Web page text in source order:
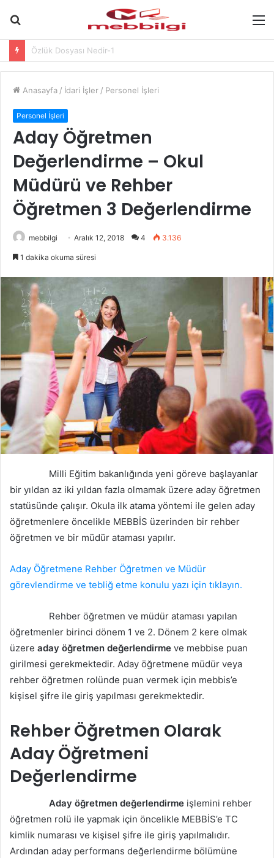
yap
2 Karne Öğretmen Görüşü Hakkında-
Anasayfa / İdari İşler / Personel İşleri
Personel İşleri
Aday Öğretmen
Değerlendirme – Okul
Müdürü ve Rehber
Öğretmen 3 Değerlendirme
mebbilgi Aralık 12, 2018 4 3.136
1 dakika okuma süresi
Milli Eğitim bakanlığında yeni göreve başlayanlar
bir yıldan az iki yıldan fazla olmamak üzere aday öğretmen
statüsünde çalışır. Okula ilk atama yöntemi ile gelen aday
öğretmenlere öncelikle MEBBİS üzerinden bir rehber
öğretmen ve bir müdür ataması yapılır.
Aday Öğretmene Rehber Öğretmen ve Müdür
görevlendirme ve tebliğ etme konulu yazı için tıklayın.
Rehber öğretmen ve müdür ataması yapılan
öğretmenler birinci dönem 1 ve 2. Dönem 2 kere olmak
üzere aday öğretmen değerlendirme ve mebbise puan
girilmesi gerekmektedir. Aday öğretmene müdür veya
rehber öğretmen rolünde puan vermek için mebbis’e
kişisel şifre ile giriş yapılması gerekmektedir.
Rehber Öğretmen Olarak
Aday Öğretmeni
Değerlendirme
Aday öğretmen değerlendirme işlemini rehber
öğretmen rolü ile yapmak için öncelikle MEBBİS’e TC
kimlik numarası ve kişisel şifre ile giriş yapılmalıdır.
Ardından aday performans değerlendirme bölümüne